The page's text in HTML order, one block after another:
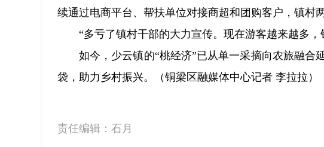
续通过电商平台、帮扶单位对接商超和团购客户，镇村
“多亏了镇村干部的大力宣传。现在游客越来越多，
如今，少云镇的“桃经济”已从单一采摘向农旅融
袋，助力乡村振兴。（铜梁区融媒体中心记者 李拉拉）
责任编辑： 石月